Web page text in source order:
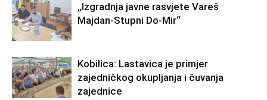
„Izgradnja javne rasvjete Vareš
Majdan-Stupni Do-Mir“
Kobilica: Lastavica je primjer
zajedničkog okupljanja i čuvanja
zajednice